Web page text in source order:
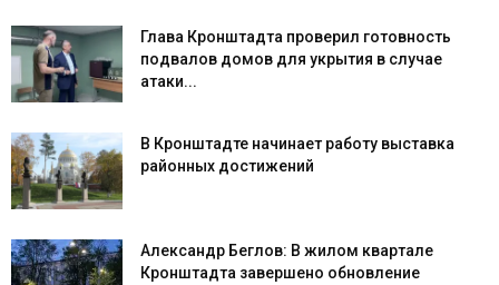
Глава Кронштадта проверил готовность
подвалов домов для укрытия в случае
атаки...
В Кронштадте начинает работу выставка
районных достижений
Александр Беглов: В жилом квартале
Кронштадта завершено обновление